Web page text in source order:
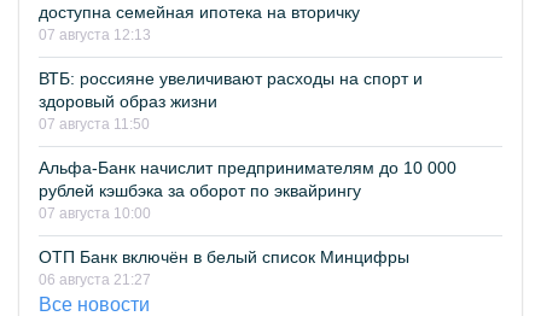
доступна семейная ипотека на вторичку
07 августа 12:13
ВТБ: россияне увеличивают расходы на спорт и
здоровый образ жизни
07 августа 11:50
Альфа-Банк начислит предпринимателям до 10 000
рублей кэшбэка за оборот по эквайрингу
07 августа 10:00
ОТП Банк включён в белый список Минцифры
06 августа 21:27
Все новости